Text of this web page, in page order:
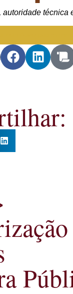
, autoridade técnica